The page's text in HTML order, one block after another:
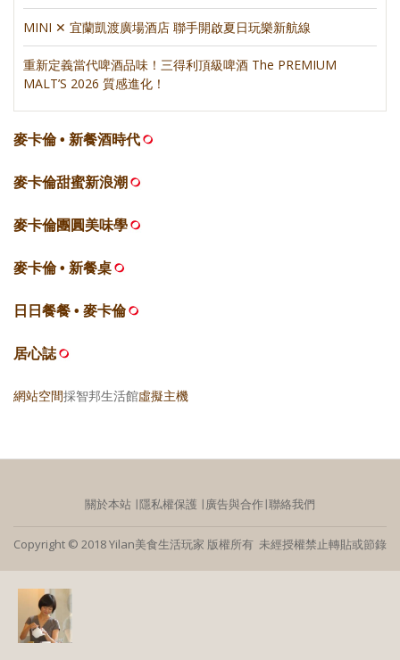
MINI ✕ 宜蘭凱渡廣場酒店 聯手開啟夏日玩樂新航線
重新定義當代啤酒品味！三得利頂級啤酒 The PREMIUM
MALT’S 2026 質感進化！
麥卡倫 • 新餐酒時代
麥卡倫甜蜜新浪潮
麥卡倫團圓美味學
麥卡倫 • 新餐桌
日日餐餐 • 麥卡倫
居心誌
網站空間採智邦生活館虛擬主機
關於本站 ∣隱私權保護 ∣廣告與合作∣聯絡我們
Copyright © 2018 Yilan美食生活玩家 版權所有 未經授權禁止轉貼或節錄